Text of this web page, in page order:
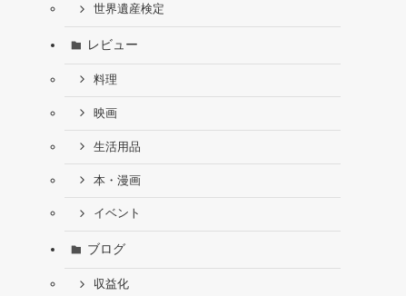
世界遺産検定
レビュー
料理
映画
生活用品
本・漫画
イベント
ブログ
収益化